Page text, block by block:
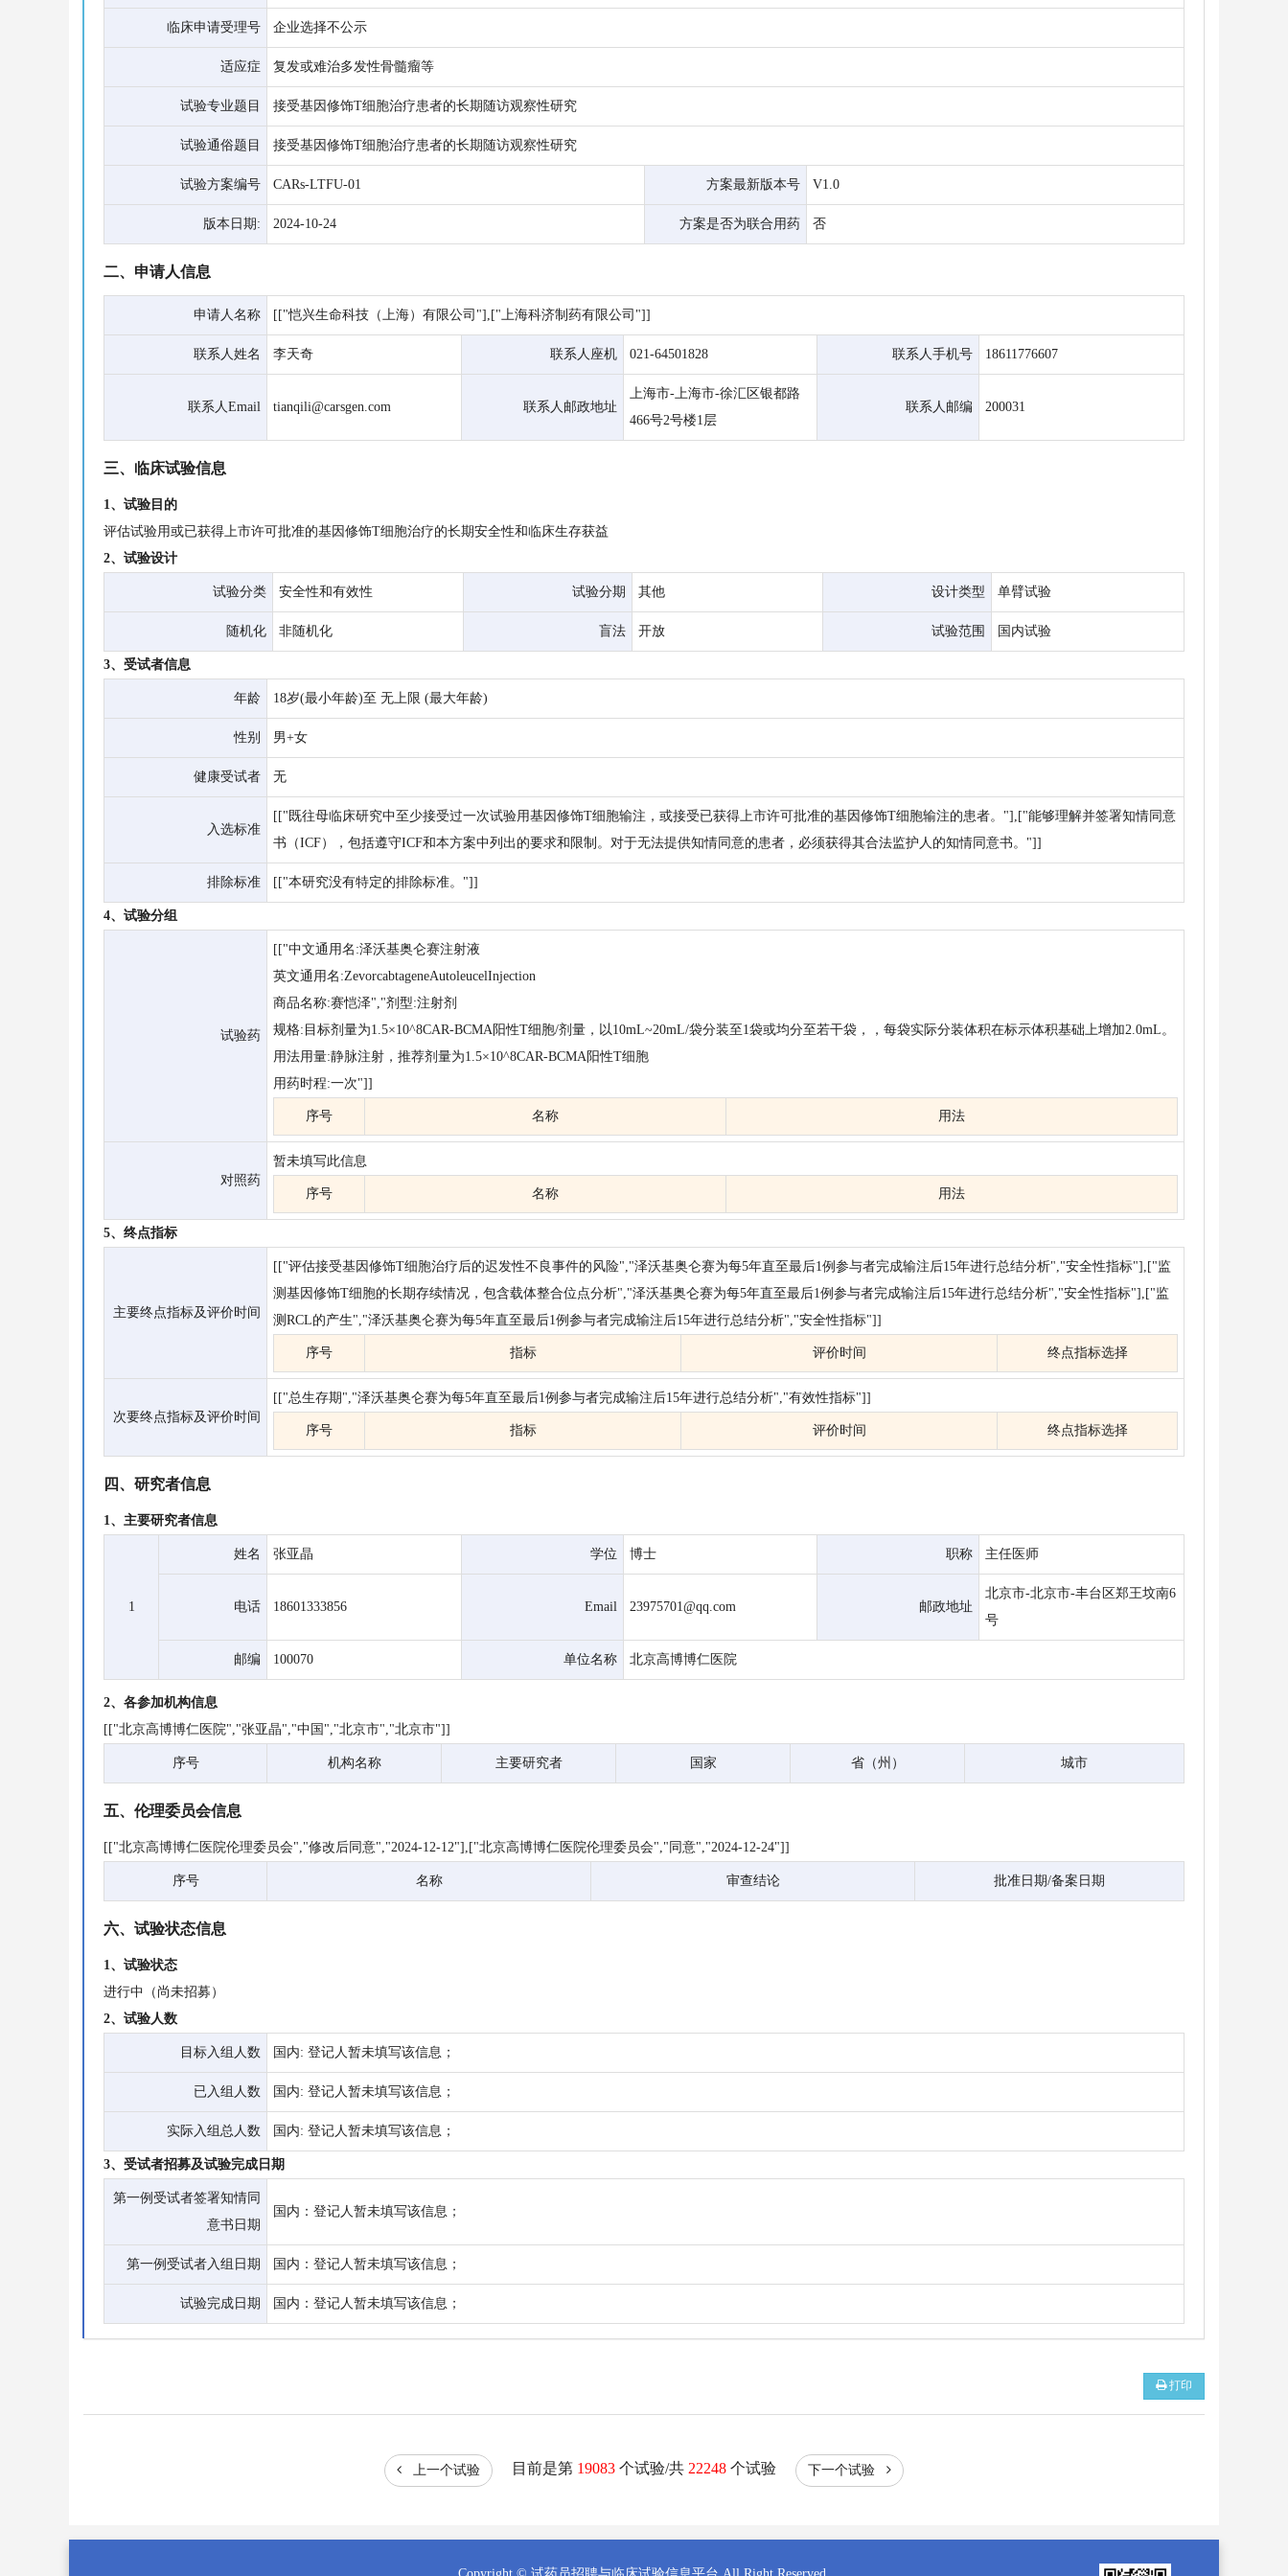
临床申请受理号 企业选择不公示
适应症 复发或难治多发性骨髓瘤等
试验专业题目 接受基因修饰T细胞治疗患者的长期随访观察性研究
试验通俗题目 接受基因修饰T细胞治疗患者的长期随访观察性研究
试验方案编号 CARs-LTFU-01 方案最新版本号 V1.0
版本日期: 2024-10-24 方案是否为联合用药 否
二、申请人信息
申请人名称 [["恺兴生命科技（上海）有限公司"],["上海科济制药有限公司"]]
联系人姓名 李天奇 联系人座机 021-64501828 联系人手机号 18611776607
联系人Email tianqili@carsgen.com 联系人邮政地址
上海市-上海市-徐汇区银都路
466号2号楼1层
联系人邮编 200031
三、临床试验信息
1、试验目的
评估试验用或已获得上市许可批准的基因修饰T细胞治疗的长期安全性和临床生存获益
2、试验设计
试验分类 安全性和有效性 试验分期 其他 设计类型 单臂试验
随机化 非随机化 盲法 开放 试验范围 国内试验
3、受试者信息
年龄 18岁(最小年龄)至 无上限 (最大年龄)
性别 男+女
健康受试者 无
入选标准
[["既往母临床研究中至少接受过一次试验用基因修饰T细胞输注，或接受已获得上市许可批准的基因修饰T细胞输注的患者。"],["能够理解并签署知情同意
书（ICF），包括遵守ICF和本方案中列出的要求和限制。对于无法提供知情同意的患者，必须获得其合法监护人的知情同意书。"]]
排除标准 [["本研究没有特定的排除标准。"]]
4、试验分组
试验药
[["中文通用名:泽沃基奥仑赛注射液
英文通用名:ZevorcabtageneAutoleucelInjection
商品名称:赛恺泽","剂型:注射剂
规格:目标剂量为1.5×10^8CAR-BCMA阳性T细胞/剂量，以10mL~20mL/袋分装至1袋或均分至若干袋，，每袋实际分装体积在标示体积基础上增加2.0mL。
用法用量:静脉注射，推荐剂量为1.5×10^8CAR-BCMA阳性T细胞
用药时程:一次"]]
序号 名称 用法
对照药
暂未填写此信息
序号 名称 用法
5、终点指标
主要终点指标及评价时间
[["评估接受基因修饰T细胞治疗后的迟发性不良事件的风险","泽沃基奥仑赛为每5年直至最后1例参与者完成输注后15年进行总结分析","安全性指标"],["监
测基因修饰T细胞的长期存续情况，包含载体整合位点分析","泽沃基奥仑赛为每5年直至最后1例参与者完成输注后15年进行总结分析","安全性指标"],["监
测RCL的产生","泽沃基奥仑赛为每5年直至最后1例参与者完成输注后15年进行总结分析","安全性指标"]]
序号 指标 评价时间 终点指标选择
次要终点指标及评价时间
[["总生存期","泽沃基奥仑赛为每5年直至最后1例参与者完成输注后15年进行总结分析","有效性指标"]]
序号 指标 评价时间 终点指标选择
四、研究者信息
1、主要研究者信息
1
姓名 张亚晶 学位 博士 职称 主任医师
电话 18601333856 Email 23975701@qq.com 邮政地址
北京市-北京市-丰台区郑王坟南6
号
邮编 100070 单位名称 北京高博博仁医院
2、各参加机构信息
[["北京高博博仁医院","张亚晶","中国","北京市","北京市"]]
序号 机构名称 主要研究者 国家 省（州） 城市
五、伦理委员会信息
[["北京高博博仁医院伦理委员会","修改后同意","2024-12-12"],["北京高博博仁医院伦理委员会","同意","2024-12-24"]]
序号 名称 审查结论 批准日期/备案日期
六、试验状态信息
1、试验状态
进行中（尚未招募）
2、试验人数
目标入组人数 国内: 登记人暂未填写该信息；
已入组人数 国内: 登记人暂未填写该信息；
实际入组总人数 国内: 登记人暂未填写该信息；
3、受试者招募及试验完成日期
第一例受试者签署知情同
意书日期
国内：登记人暂未填写该信息；
第一例受试者入组日期 国内：登记人暂未填写该信息；
试验完成日期 国内：登记人暂未填写该信息；
打印
上一个试验 目前是第 19083 个试验/共 22248 个试验 下一个试验